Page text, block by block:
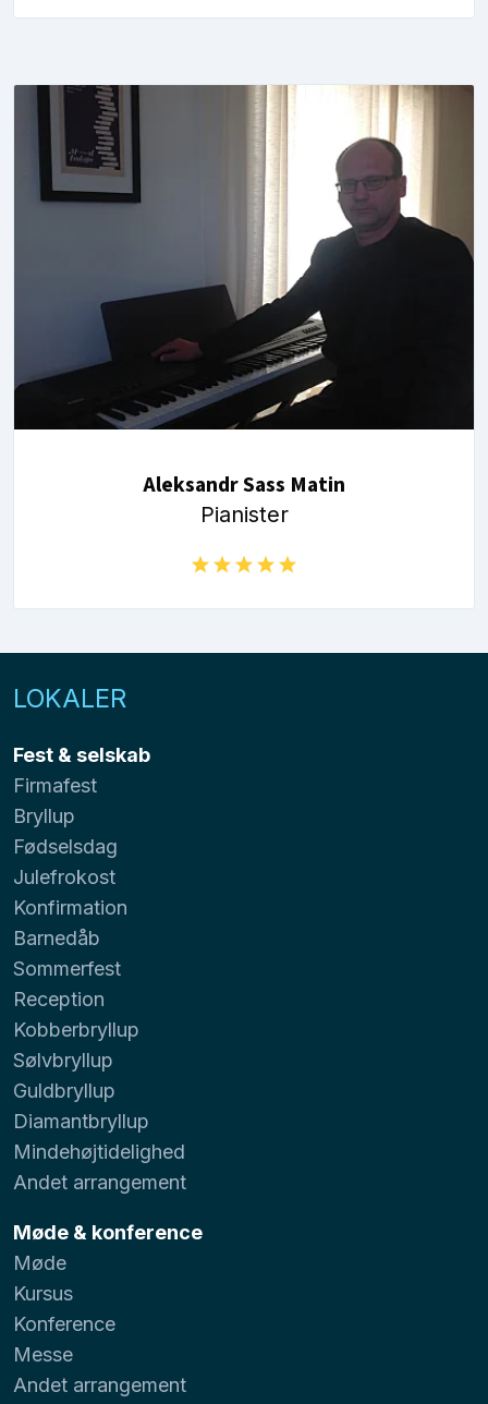
Aleksandr Sass Matin
Pianister
LOKALER
Fest & selskab
Firmafest
Bryllup
Fødselsdag
Julefrokost
Konfirmation
Barnedåb
Sommerfest
Reception
Kobberbryllup
Sølvbryllup
Guldbryllup
Diamantbryllup
Mindehøjtidelighed
Andet arrangement
Møde & konference
Møde
Kursus
Konference
Messe
Andet arrangement